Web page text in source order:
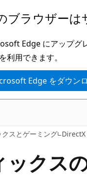
ブラウザーは
Edge にアップグ
利用できます。
Edge をダウン
クスとゲーミング DirectX
クス